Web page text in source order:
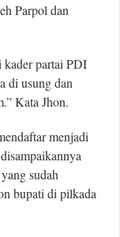
Parpol dan
kader partai PDI
di usung dan
Kata Jhon.
menjadi
sudah
bupati di pilkada